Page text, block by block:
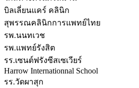
บิลเลี่ยนแคร์ คลินิก
สุพรรณคลินิกการแพทย์ไทย
รพ.นนทเวช
รพ.แพทย์รังสิต
รร.เซนต์ฟรังซีสเซเวียร์
Harrow Internationnal School
รร.วัดผาสุก